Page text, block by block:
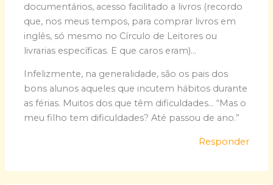
documentários, acesso facilitado a livros (recordo
que, nos meus tempos, para comprar livros em
inglês, só mesmo no Círculo de Leitores ou
livrarias específicas. E que caros eram)…
Infelizmente, na generalidade, são os pais dos
bons alunos aqueles que incutem hábitos durante
as férias. Muitos dos que têm dificuldades… “Mas o
meu filho tem dificuldades? Até passou de ano.”
Responder